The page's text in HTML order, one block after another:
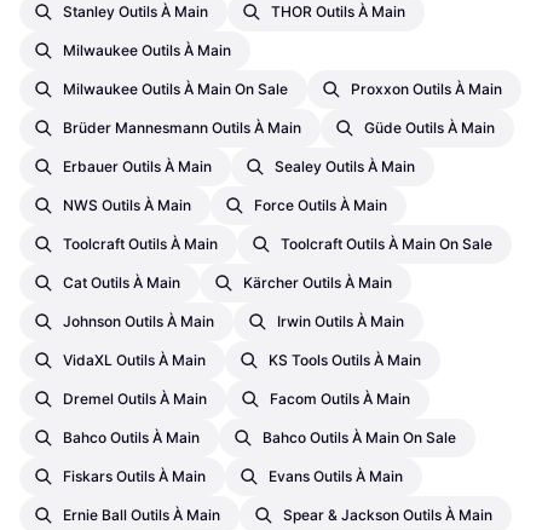
Stanley Outils À Main THOR Outils À Main
Milwaukee Outils À Main
Milwaukee Outils À Main On Sale Proxxon Outils À Main
Brüder Mannesmann Outils À Main Güde Outils À Main
Erbauer Outils À Main Sealey Outils À Main
NWS Outils À Main Force Outils À Main
Toolcraft Outils À Main Toolcraft Outils À Main On Sale
Cat Outils À Main Kärcher Outils À Main
Johnson Outils À Main Irwin Outils À Main
VidaXL Outils À Main KS Tools Outils À Main
Dremel Outils À Main Facom Outils À Main
Bahco Outils À Main Bahco Outils À Main On Sale
Fiskars Outils À Main Evans Outils À Main
Ernie Ball Outils À Main Spear & Jackson Outils À Main